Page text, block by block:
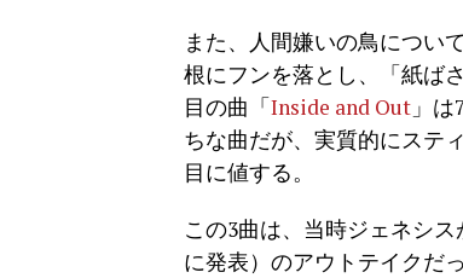
また、人間嫌いの鳥につい
根にフンを落とし、「紙ば
目の曲「Inside and Out 」
ちな曲だが、実質的にステ
目に値する。
この3曲は、当時ジェネシ
に発表）のアウトテイクだ